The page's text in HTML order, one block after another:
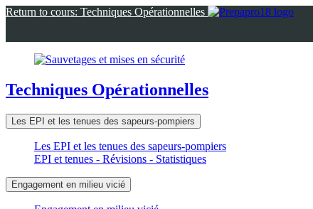
Return to cours: Techniques Opérationnelles
Techniques Opérationnelles
Les EPI et les tenues des sapeurs-pompiers
Les EPI et les tenues des sapeurs-pompiers
EPI et tenues - Révisions - Statistiques
Engagement en milieu vicié
Panneau de gestion des cookies